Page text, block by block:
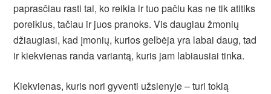
paprasčiau rasti tai, ko reikia ir tuo pačiu kas ne tik atitiks
poreikius, tačiau ir juos pranoks. Vis daugiau žmonių
džiaugiasi, kad įmonių, kurios gelbėja yra labai daug, tad
ir kiekvienas randa variantą, kuris jam labiausiai tinka.
Kiekvienas, kuris nori gyventi užsienyje – turi tokią